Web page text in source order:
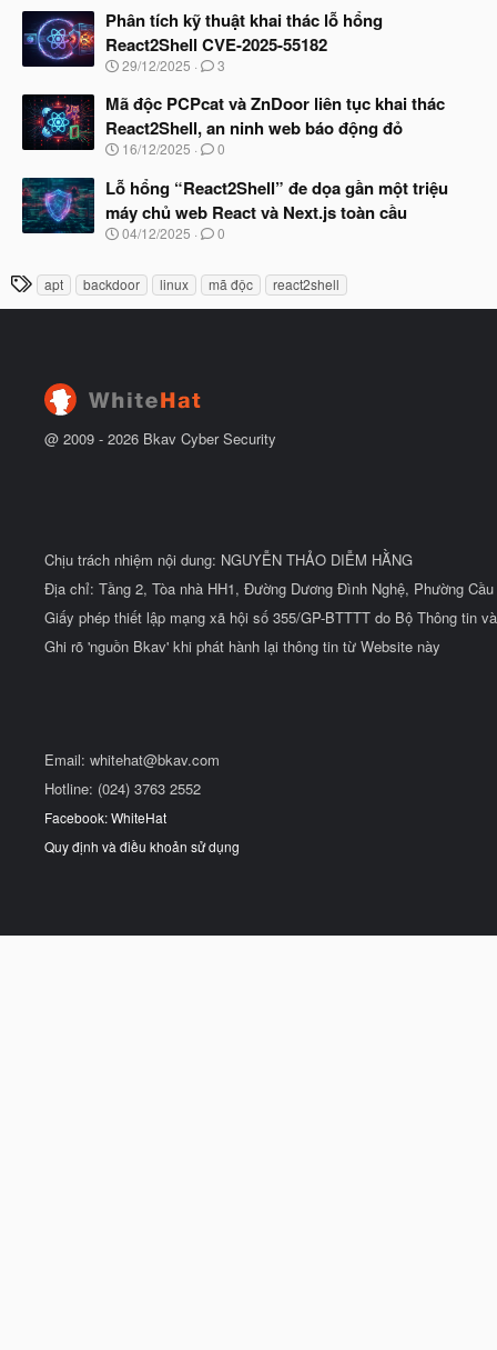
đ
ầ
u
à
b
ắ
đ
ầ
u
Phân tích kỹ thuật khai thác lỗ hổng
React2Shell CVE-2025-55182
N
à
b
ắ
đ
ầ
u
29/12/2025 3
Mã độc PCPcat và ZnDoor liên tục khai thác
React2Shell, an ninh web báo động đỏ
N
à
y
b
ắ
đ
ầ
u
16/12/2025 0
Lỗ hổng “React2Shell” đe dọa gần một triệu
máy chủ web React và Next.js toàn cầu
N
y
u
04/12/2025 0
T
h
apt backdoor linux mã độc react2shell
@ 2009 - 2026 Bkav Cyber Security
Chịu trách nhiệm nội dung: NGUYỄN THẢO DIỄM HẰNG
Địa chỉ: Tầng 2, Tòa nhà HH1, Đường Dương Đình Nghệ, Phường
Giấy phép thiết lập mạng xã hội số 355/GP-BTTTT do Bộ Thông tin
Ghi rõ 'nguồn Bkav' khi phát hành lại thông tin từ Website này
Email: whitehat@bkav.com
Hotline: (024) 3763 2552
Facebook: WhiteHat
Quy định và điều khoản sử dụng